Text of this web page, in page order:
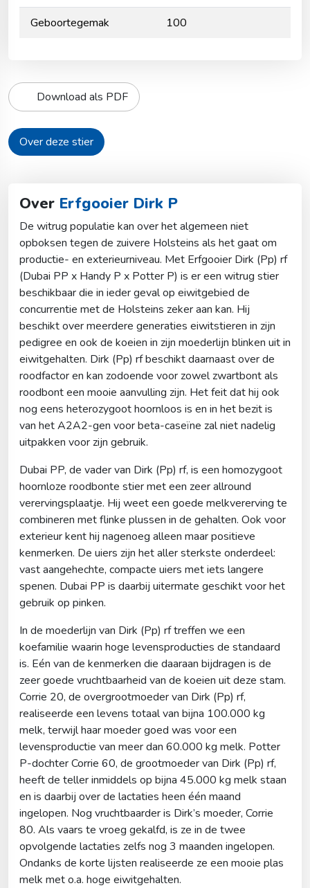
Geboortegemak 100
Over deze stier
Download als PDF
Over Erfgooier Dirk P
De witrug populatie kan over het algemeen niet
opboksen tegen de zuivere Holsteins als het gaat om
productie- en exterieurniveau. Met Erfgooier Dirk (Pp) rf
(Dubai PP x Handy P x Potter P) is er een witrug stier
beschikbaar die in ieder geval op eiwitgebied de
concurrentie met de Holsteins zeker aan kan. Hij
beschikt over meerdere generaties eiwitstieren in zijn
pedigree en ook de koeien in zijn moederlijn blinken uit in
eiwitgehalten. Dirk (Pp) rf beschikt daarnaast over de
roodfactor en kan zodoende voor zowel zwartbont als
roodbont een mooie aanvulling zijn. Het feit dat hij ook
nog eens heterozygoot hoornloos is en in het bezit is
van het A2A2-gen voor beta-caseïne zal niet nadelig
uitpakken voor zijn gebruik.
Dubai PP, de vader van Dirk (Pp) rf, is een homozygoot
hoornloze roodbonte stier met een zeer allround
verervingsplaatje. Hij weet een goede melkvererving te
combineren met flinke plussen in de gehalten. Ook voor
exterieur kent hij nagenoeg alleen maar positieve
kenmerken. De uiers zijn het aller sterkste onderdeel:
vast aangehechte, compacte uiers met iets langere
spenen. Dubai PP is daarbij uitermate geschikt voor het
gebruik op pinken.
In de moederlijn van Dirk (Pp) rf treffen we een
koefamilie waarin hoge levensproducties de standaard
is. Eén van de kenmerken die daaraan bijdragen is de
zeer goede vruchtbaarheid van de koeien uit deze stam.
Corrie 20, de overgrootmoeder van Dirk (Pp) rf,
realiseerde een levens totaal van bijna 100.000 kg
melk, terwijl haar moeder goed was voor een
levensproductie van meer dan 60.000 kg melk. Potter
P-dochter Corrie 60, de grootmoeder van Dirk (Pp) rf,
heeft de teller inmiddels op bijna 45.000 kg melk staan
en is daarbij over de lactaties heen één maand
ingelopen. Nog vruchtbaarder is Dirk’s moeder, Corrie
80. Als vaars te vroeg gekalfd, is ze in de twee
opvolgende lactaties zelfs nog 3 maanden ingelopen.
Ondanks de korte lijsten realiseerde ze een mooie plas
melk met o.a. hoge eiwitgehalten.